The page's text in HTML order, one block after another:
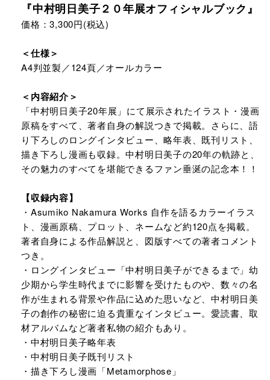
『中村明日美子２０年展オフィシャルブック』
価格：3,300円(税込)
＜仕様＞
A4判並製／124頁／オールカラー
＜内容紹介＞
「中村明日美子20年展」にて展示されたイラスト・漫画
原稿をすべて、著者自身の解説つきで掲載。さらに、語
り下ろしのロングインタビュー、略年表、既刊リスト、
描き下ろし漫画も収録。中村明日美子の20年の軌跡と、
その魅力のすべてを堪能できるファン垂涎の記念本！！
【収録内容】
・Asumiko Nakamura Works 自作を語るカラーイラス
ト、漫画原稿、プロット、ネームなど約120点を掲載。
著者自身による作品解説と、図版すべての著者コメント
つき。
・ロングインタビュー「中村明日美子ができるまで」幼
少期から学生時代までに影響を受けたものや、数々の名
作が生まれる背景や作品に込めた思いなど、中村明日美
子の創作の秘密に迫る貴重なインタビュー。愛読書、取
材アルバムなど著者私物の紹介もあり。
・中村明日美子略年表
・中村明日美子既刊リスト
・描き下ろし漫画「Metamorphose」